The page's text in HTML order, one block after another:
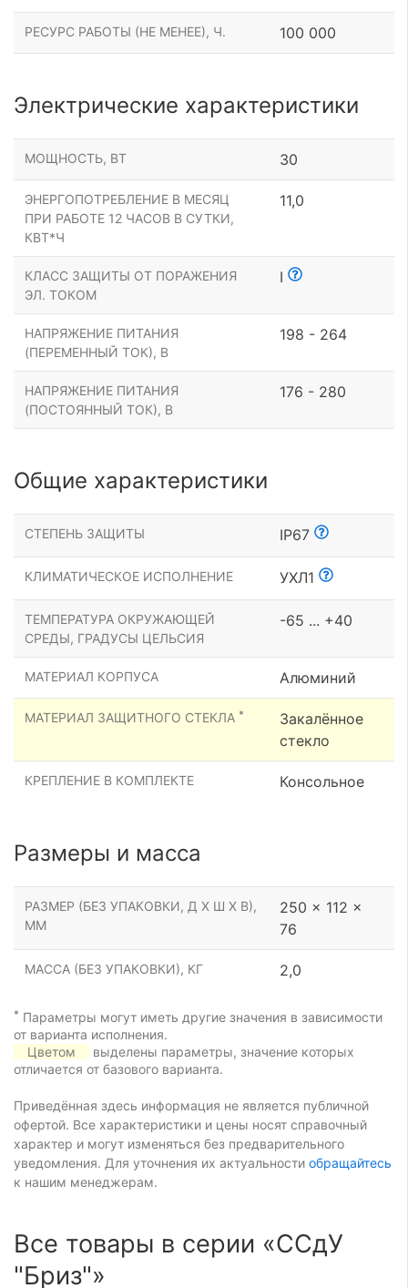
РЕСУРС РАБОТЫ (НЕ МЕНЕЕ), Ч. 100 000
Электрические характеристики
МОЩНОСТЬ, ВТ 30
ЭНЕРГОПОТРЕБЛЕНИЕ В МЕСЯЦ
ПРИ РАБОТЕ 12 ЧАСОВ В СУТКИ,
КВТ*Ч
11,0
КЛАСС ЗАЩИТЫ ОТ ПОРАЖЕНИЯ
ЭЛ. ТОКОМ
I
НАПРЯЖЕНИЕ ПИТАНИЯ
(ПЕРЕМЕННЫЙ ТОК), В
198 - 264
НАПРЯЖЕНИЕ ПИТАНИЯ
(ПОСТОЯННЫЙ ТОК), В
176 - 280
Общие характеристики
СТЕПЕНЬ ЗАЩИТЫ IP67
КЛИМАТИЧЕСКОЕ ИСПОЛНЕНИЕ УХЛ1
ТЕМПЕРАТУРА ОКРУЖАЮЩЕЙ
СРЕДЫ, ГРАДУСЫ ЦЕЛЬСИЯ
-65 ... +40
МАТЕРИАЛ КОРПУСА Алюминий
МАТЕРИАЛ ЗАЩИТНОГО СТЕКЛА *
Закалённое
стекло
КРЕПЛЕНИЕ В КОМПЛЕКТЕ Консольное
Размеры и масса
РАЗМЕР (БЕЗ УПАКОВКИ, Д Х Ш Х В),
ММ
250 x 112 x
76
МАССА (БЕЗ УПАКОВКИ), КГ 2,0
* Параметры могут иметь другие значения в зависимости
от варианта исполнения.
Цветом
выделены параметры, значение которых
отличается от базового варианта.
Приведённая здесь информация не является публичной
офертой. Все характеристики и цены носят справочный
характер и могут изменяться без предварительного
уведомления. Для уточнения их актуальности обращайтесь
к нашим менеджерам.
Все товары в серии «ССдУ
"Бриз"»